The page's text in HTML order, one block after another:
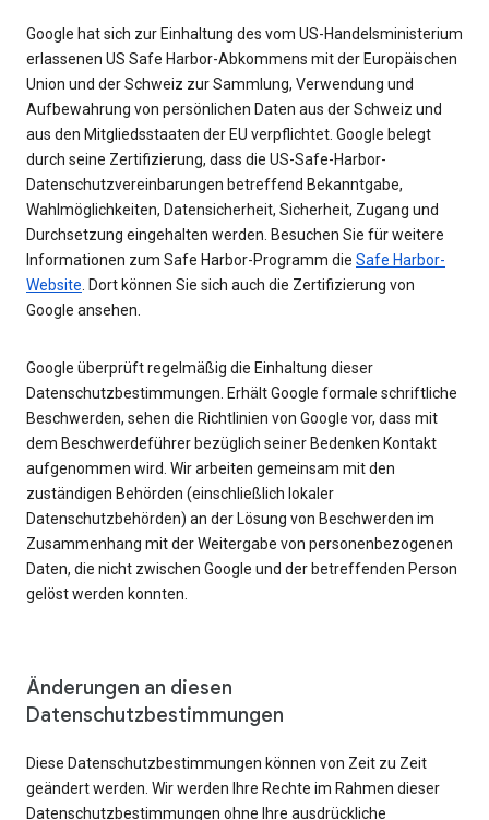
Google hat sich zur Einhaltung des vom US-Handelsministerium
erlassenen US Safe Harbor-Abkommens mit der Europäischen
Union und der Schweiz zur Sammlung, Verwendung und
Aufbewahrung von persönlichen Daten aus der Schweiz und
aus den Mitgliedsstaaten der EU verpflichtet. Google belegt
durch seine Zertifizierung, dass die US-Safe-Harbor-
Datenschutzvereinbarungen betreffend Bekanntgabe,
Wahlmöglichkeiten, Datensicherheit, Sicherheit, Zugang und
Durchsetzung eingehalten werden. Besuchen Sie für weitere
Informationen zum Safe Harbor-Programm die Safe Harbor-
Website . Dort können Sie sich auch die Zertifizierung von
Google ansehen.
Google überprüft regelmäßig die Einhaltung dieser
Datenschutzbestimmungen. Erhält Google formale schriftliche
Beschwerden, sehen die Richtlinien von Google vor, dass mit
dem Beschwerdeführer bezüglich seiner Bedenken Kontakt
aufgenommen wird. Wir arbeiten gemeinsam mit den
zuständigen Behörden (einschließlich lokaler
Datenschutzbehörden) an der Lösung von Beschwerden im
Zusammenhang mit der Weitergabe von personenbezogenen
Daten, die nicht zwischen Google und der betreffenden Person
gelöst werden konnten.
Änderungen an diesen
Datenschutzbestimmungen
Diese Datenschutzbestimmungen können von Zeit zu Zeit
geändert werden. Wir werden Ihre Rechte im Rahmen dieser
Datenschutzbestimmungen ohne Ihre ausdrückliche